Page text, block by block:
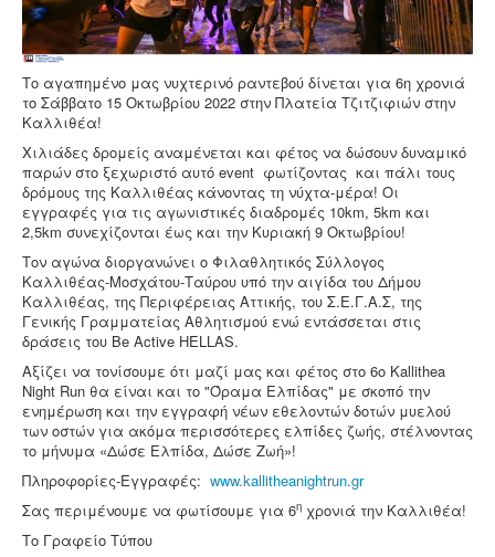
Το αγαπημένο μας νυχτερινό ραντεβού δίνεται για 6η χρονιά
το Σάββατο 15 Οκτωβρίου 2022 στην Πλατεία Τζιτζιφιών στην
Καλλιθέα!
Χιλιάδες δρομείς αναμένεται και φέτος να δώσουν δυναμικό
παρών στο ξεχωριστό αυτό event φωτίζοντας και πάλι τους
δρόμους της Καλλιθέας κάνοντας τη νύχτα-μέρα! Οι
εγγραφές για τις αγωνιστικές διαδρομές 10km, 5km και
2,5km συνεχίζονται έως και την Κυριακή 9 Οκτωβρίου!
Τον αγώνα διοργανώνει ο Φιλαθλητικός Σύλλογος
Καλλιθέας-Μοσχάτου-Ταύρου υπό την αιγίδα του Δήμου
Καλλιθέας, της Περιφέρειας Αττικής, του Σ.Ε.Γ.Α.Σ, της
Γενικής Γραμματείας Αθλητισμού ενώ εντάσσεται στις
δράσεις του Be Active HELLAS.
Αξίζει να τονίσουμε ότι μαζί μας και φέτος στο 6ο Kallithea
Night Run θα είναι και το "Όραμα Ελπίδας" με σκοπό την
ενημέρωση και την εγγραφή νέων εθελοντών δοτών μυελού
των οστών για ακόμα περισσότερες ελπίδες ζωής, στέλνοντας
το μήνυμα «Δώσε Ελπίδα, Δώσε Ζωή»!
Πληροφορίες-Εγγραφές: www.kallitheanightrun.gr
Σας περιμένουμε να φωτίσουμε για 6η χρονιά την Καλλιθέα!
Το Γραφείο Τύπου